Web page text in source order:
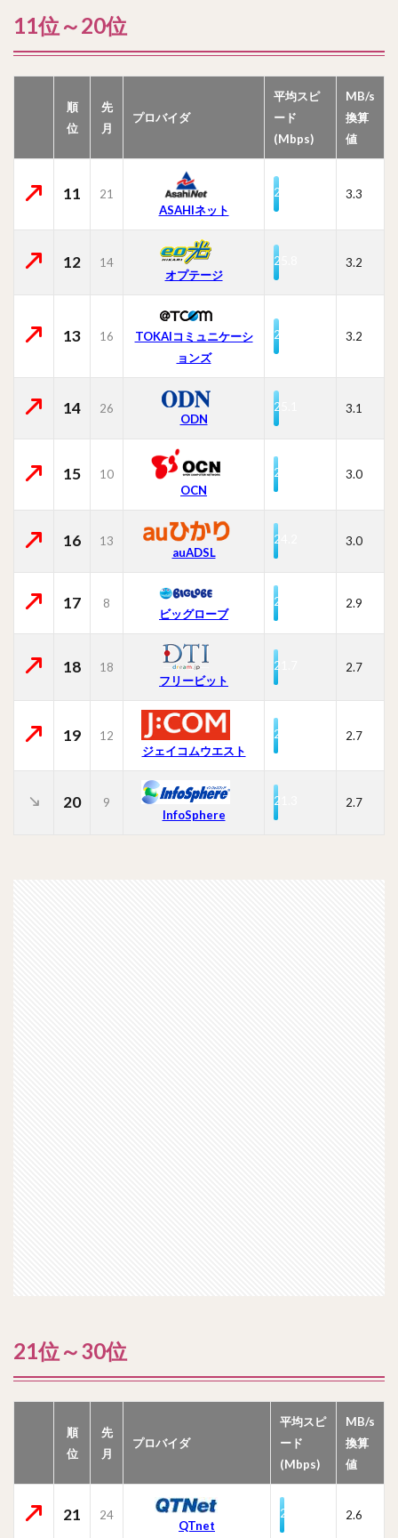
11位～20位
順
位
先
月
プロバイダ
平均スピ
ード
(Mbps)
MB/s
換算
値
11
21
ASAHIネット
26.0 3.3
12
14
オプテージ
25.8 3.2
13 16
TOKAIコミュニケーシ
ョンズ
25.4 3.2
14 26
ODN
25.1 3.1
15
10
OCN
24.2 3.0
16
13
auADSL
24.2 3.0
17 8
ビッグローブ
23.2 2.9
18
18
フリービット
21.7 2.7
19
12
ジェイコムウエスト
21.4 2.7
20
9
InfoSphere
21.3 2.7
21位～30位
順
位
先
月
プロバイダ
平均スピ
ード
(Mbps)
MB/s
換算
値
21 24
QTnet
21.1 2.6